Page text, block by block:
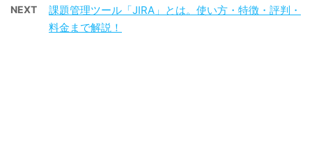
NEXT
課題管理ツール「JIRA」とは。使い方・特徴・評判・
料金まで解説！